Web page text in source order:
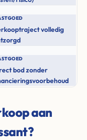
volledig
bod zonder
aan